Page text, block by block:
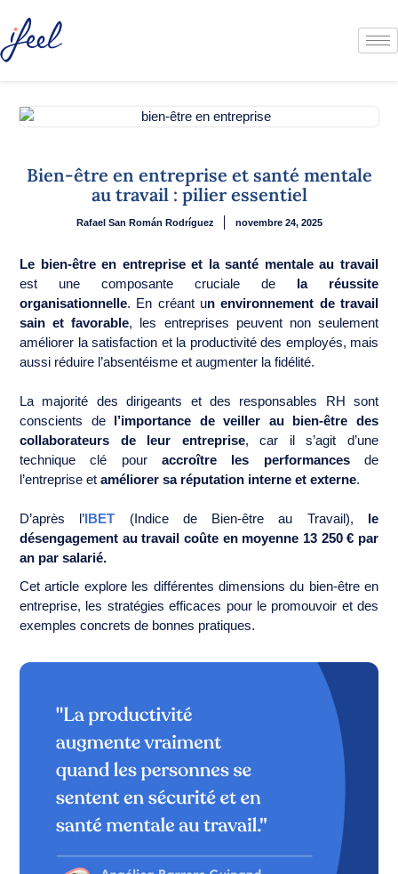
Bien-être en entreprise et santé mentale
au travail : pilier essentiel
Rafael San Román Rodríguez novembre 24, 2025
Le bien-être en entreprise et la santé mentale au travail
est une composante cruciale de la réussite
organisationnelle. En créant un environnement de travail
sain et favorable, les entreprises peuvent non seulement
améliorer la satisfaction et la productivité des employés, mais
aussi réduire l’absentéisme et augmenter la fidélité.
La majorité des dirigeants et des responsables RH sont
conscients de l’importance de veiller au bien-être des
collaborateurs de leur entreprise, car il s’agit d’une
technique clé pour accroître les performances de
l’entreprise et améliorer sa réputation interne et externe.
D’après l’IBET (Indice de Bien-être au Travail), le
désengagement au travail coûte en moyenne 13 250 € par
an par salarié.
Cet article explore les différentes dimensions du bien-être en
entreprise, les stratégies efficaces pour le promouvoir et des
exemples concrets de bonnes pratiques.